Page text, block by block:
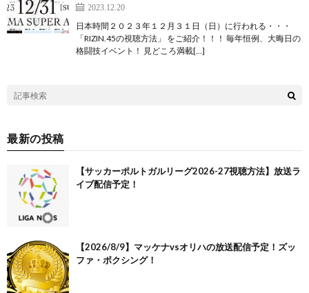
2023.12.20
日本時間２０２３年１２月３１日（日）に行われる・・・
「RIZIN.45の視聴方法」 をご紹介！！！ 毎年恒例、大晦日の
格闘技イベント！ 見どころ満載[…]
最新の投稿
【サッカーポルトガルリーグ2026-27視聴方法】放送ラ
イブ配信予定！
【2026/8/9】マッケナvsオリハの放送配信予定！ズッ
ファ・ボクシング！